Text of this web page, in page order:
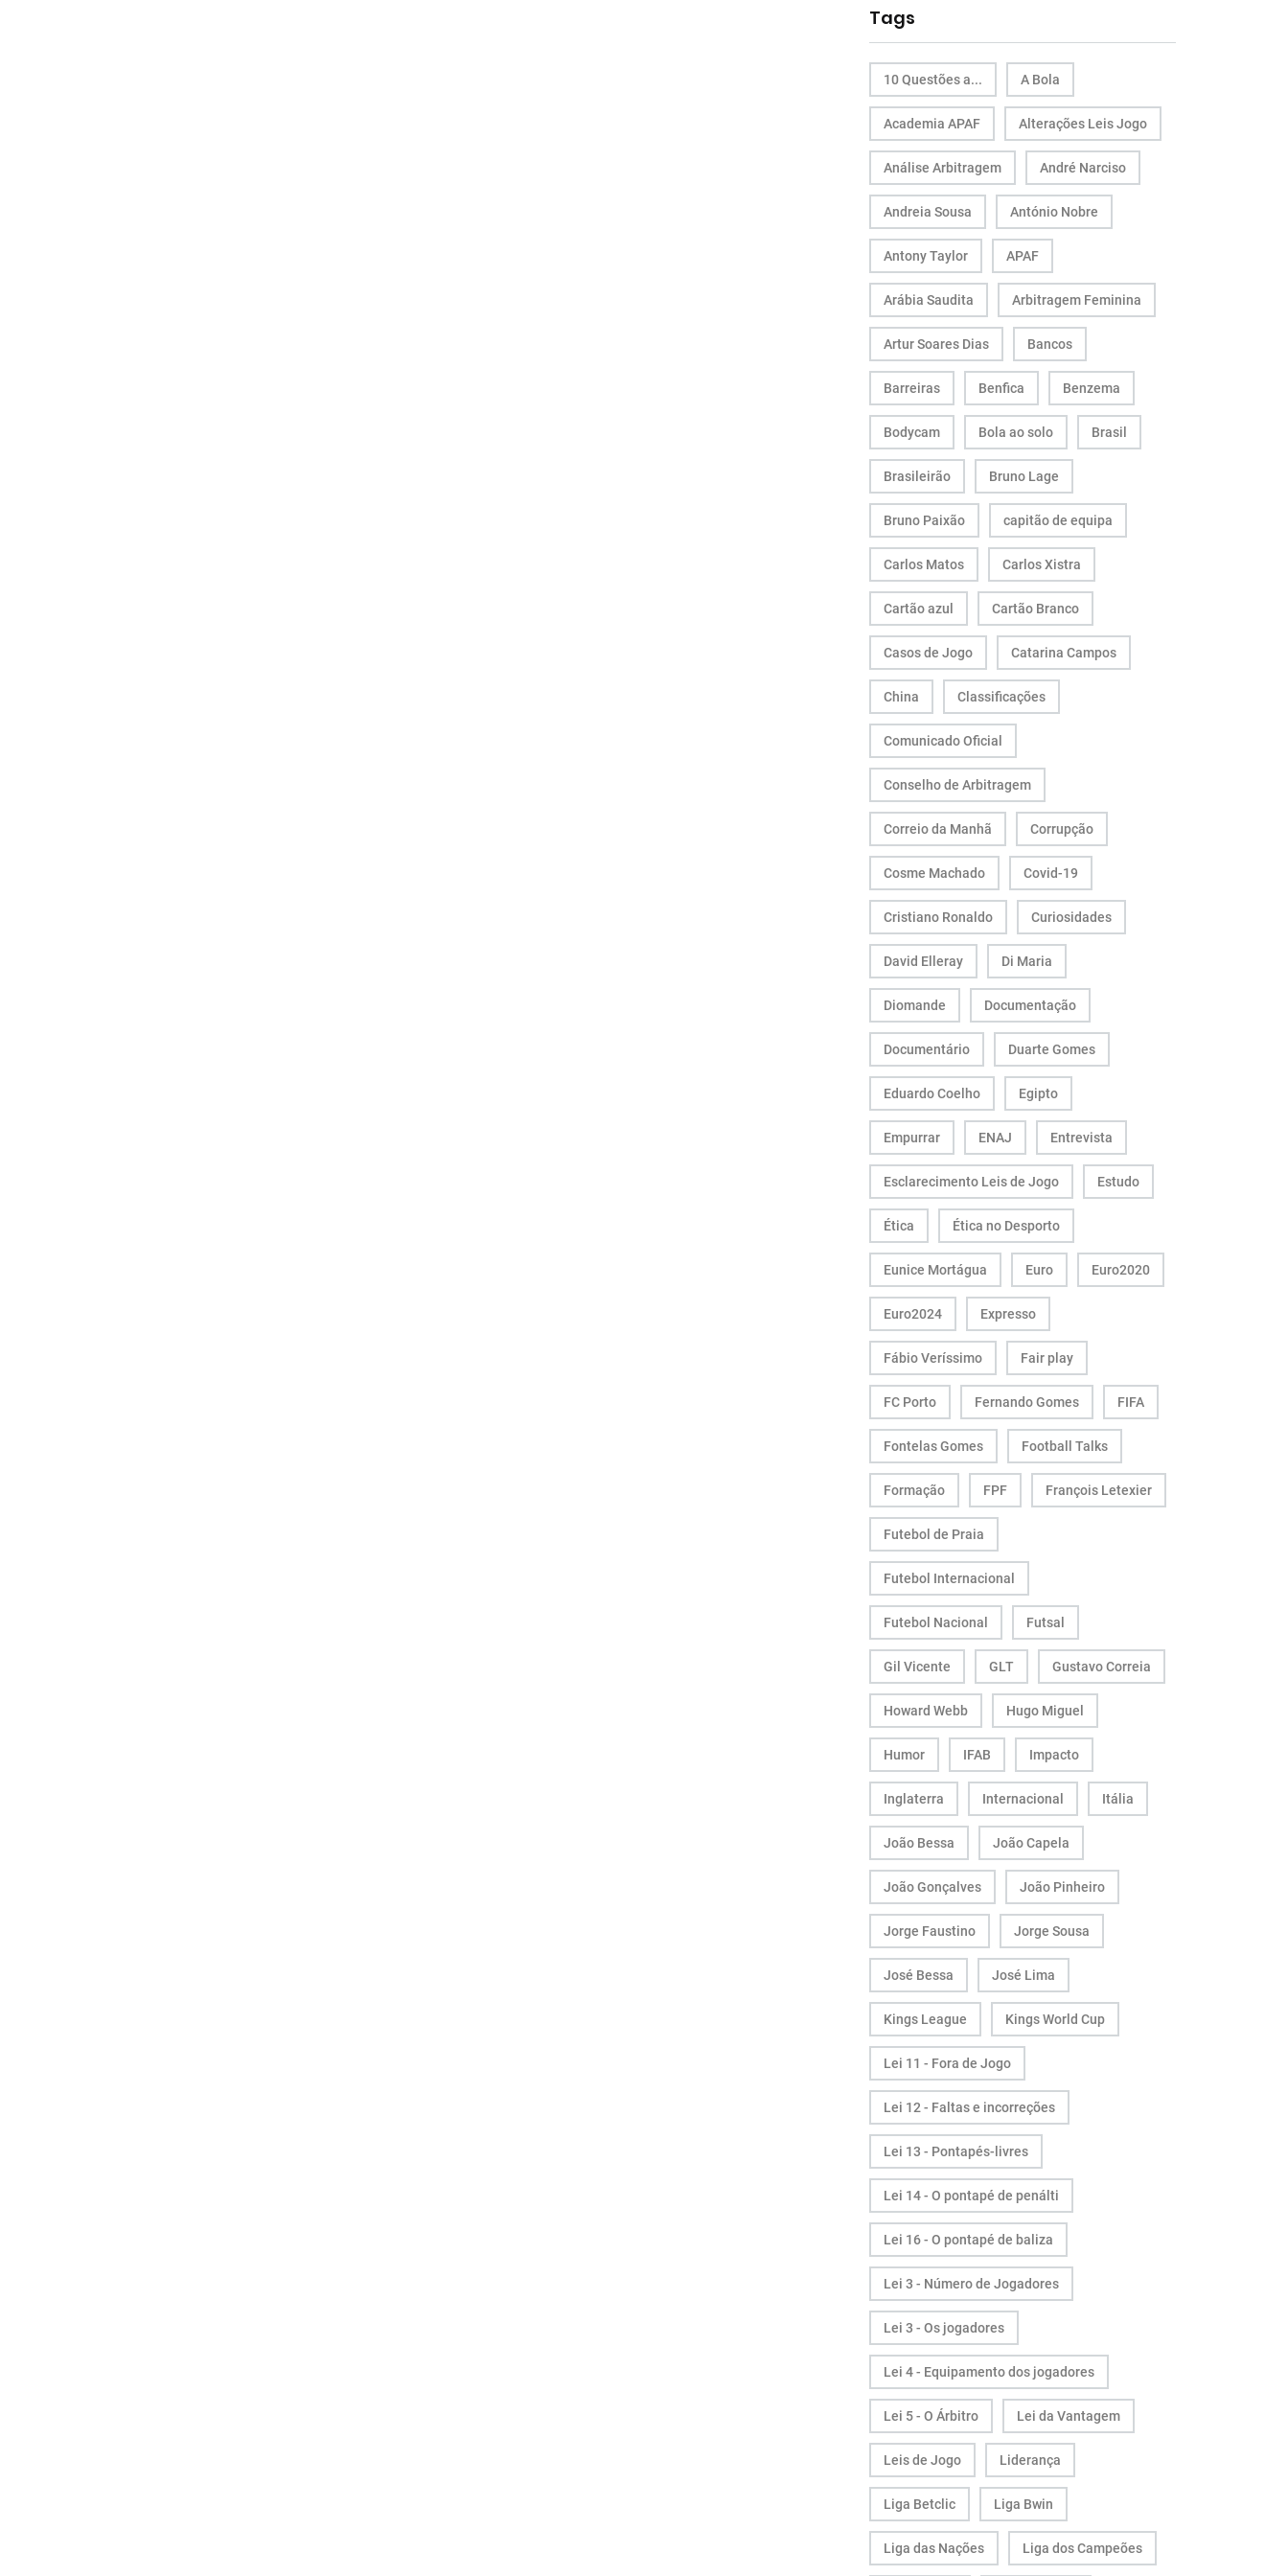
Tags
10 Questões a... A Bola
Academia APAF Alterações Leis Jogo
Análise Arbitragem André Narciso
Andreia Sousa António Nobre
Antony Taylor APAF
Arábia Saudita Arbitragem Feminina
Artur Soares Dias Bancos
Barreiras Benfica Benzema
Bodycam Bola ao solo Brasil
Brasileirão Bruno Lage
Bruno Paixão capitão de equipa
Carlos Matos Carlos Xistra
Cartão azul Cartão Branco
Casos de Jogo Catarina Campos
China Classificações
Comunicado Oficial
Conselho de Arbitragem
Correio da Manhã Corrupção
Cosme Machado Covid-19
Cristiano Ronaldo Curiosidades
David Elleray Di Maria
Diomande Documentação
Documentário Duarte Gomes
Eduardo Coelho Egipto
Empurrar ENAJ Entrevista
Esclarecimento Leis de Jogo Estudo
Ética Ética no Desporto
Eunice Mortágua Euro Euro2020
Euro2024 Expresso
Fábio Veríssimo Fair play
FC Porto Fernando Gomes FIFA
Fontelas Gomes Football Talks
Formação FPF François Letexier
Futebol de Praia
Futebol Internacional
Futebol Nacional Futsal
Gil Vicente GLT Gustavo Correia
Howard Webb Hugo Miguel
Humor IFAB Impacto
Inglaterra Internacional Itália
João Bessa João Capela
João Gonçalves João Pinheiro
Jorge Faustino Jorge Sousa
José Bessa José Lima
Kings League Kings World Cup
Lei 11 - Fora de Jogo
Lei 12 - Faltas e incorreções
Lei 13 - Pontapés-livres
Lei 14 - O pontapé de penálti
Lei 16 - O pontapé de baliza
Lei 3 - Número de Jogadores
Lei 3 - Os jogadores
Lei 4 - Equipamento dos jogadores
Lei 5 - O Árbitro Lei da Vantagem
Leis de Jogo Liderança
Liga Betclic Liga Bwin
Liga das Nações Liga dos Campeões